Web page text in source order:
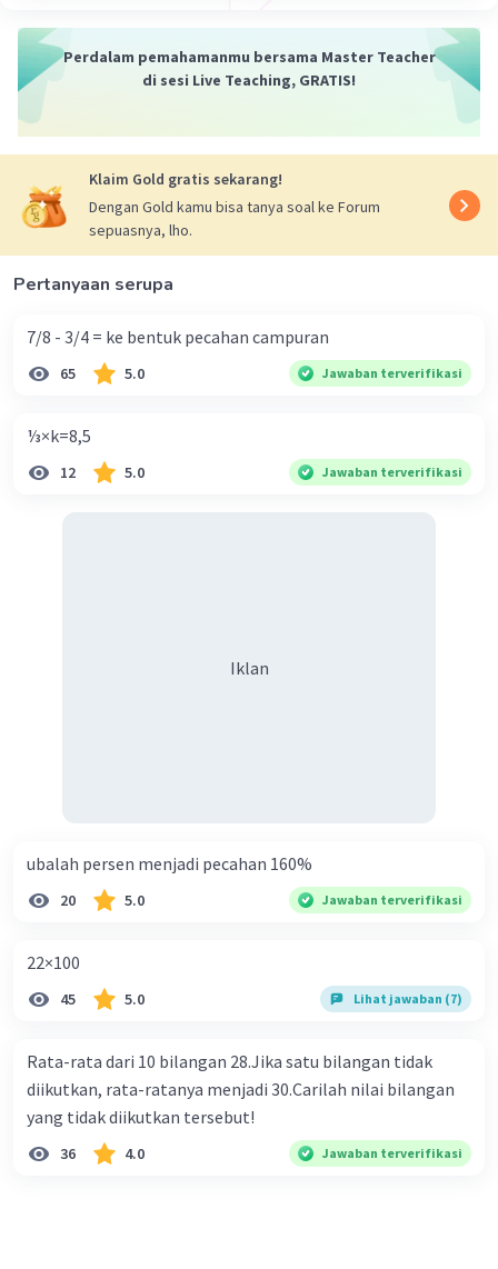
Perdalam pemahamanmu bersama Master Teacher
di sesi Live Teaching, GRATIS!
Klaim Gold gratis sekarang!
Dengan Gold kamu bisa tanya soal ke Forum
sepuasnya, lho.
Pertanyaan serupa
7/8 - 3/4 = ke bentuk pecahan campuran
65 5.0 Jawaban terverifikasi
⅓×k=8,5
12 5.0 Jawaban terverifikasi
Iklan
ubalah persen menjadi pecahan 160%
20 5.0 Jawaban terverifikasi
22×100
45 5.0 Lihat jawaban (7)
Rata-rata dari 10 bilangan 28.Jika satu bilangan tidak
diikutkan, rata-ratanya menjadi 30.Carilah nilai bilangan
yang tidak diikutkan tersebut!
36 4.0 Jawaban terverifikasi